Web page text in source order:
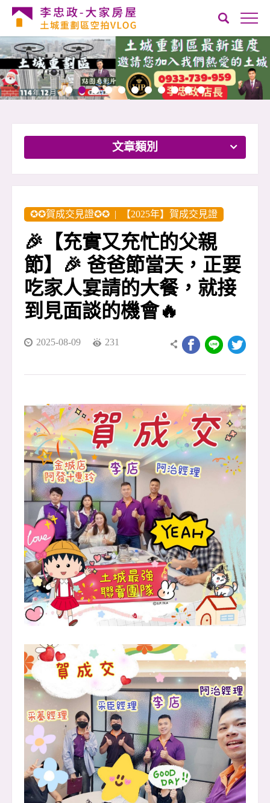
文章類別
✪✪賀成交見證✪✪ | 【2025年】賀成交見證
🎉【充實又充忙的父親
節】🎉 爸爸節當天，正要
吃家人宴請的大餐，就接
到見面談的機會🔥
2025-08-09 231